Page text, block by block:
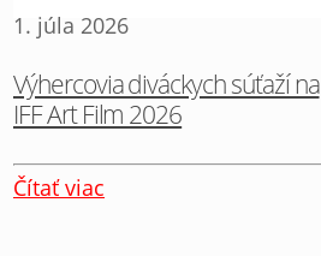
1. júla 2026
Výhercovia diváckych súťaží na
IFF Art Film 2026
Čítať viac